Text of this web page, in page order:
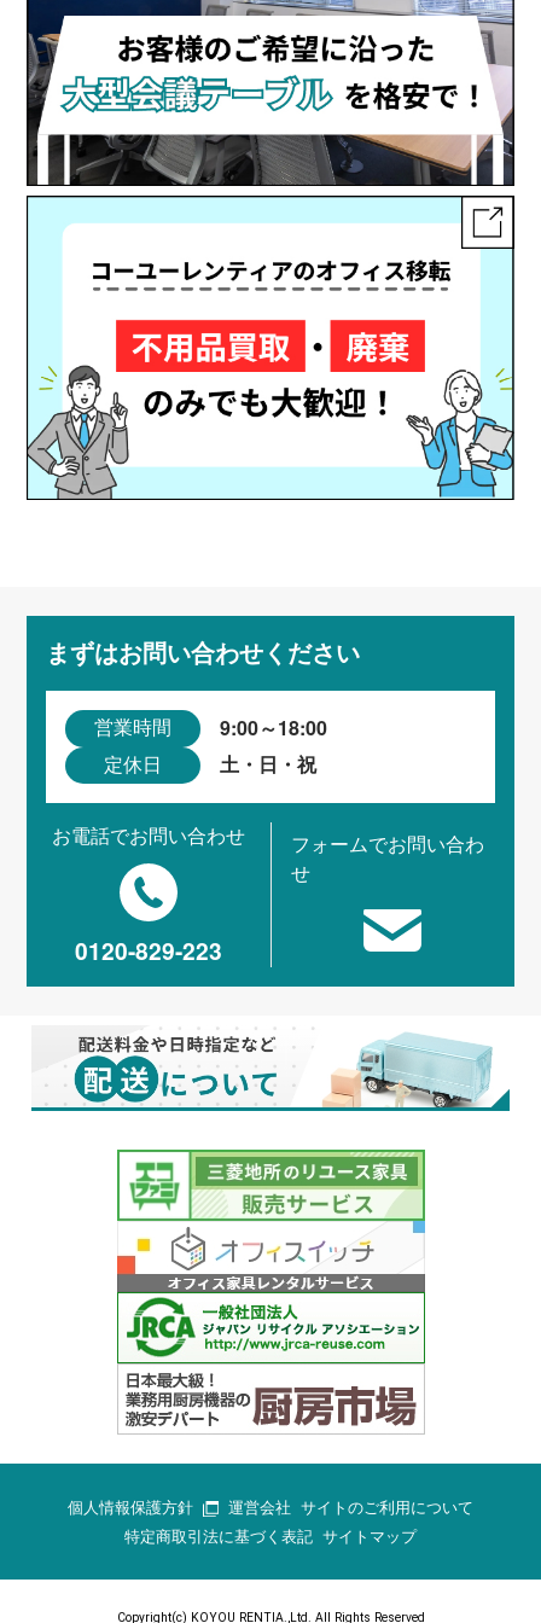
まずはお問い合わせください
営業時間 9:00～18:00
定休日 土・日・祝
お電話でお問い合わせ
0120-829-223
フォームでお問い合わ
せ
個人情報保護方針 運営会社 サイトのご利用について
特定商取引法に基づく表記 サイトマップ
Copyright(c) KOYOU RENTIA.,Ltd. All Rights Reserved